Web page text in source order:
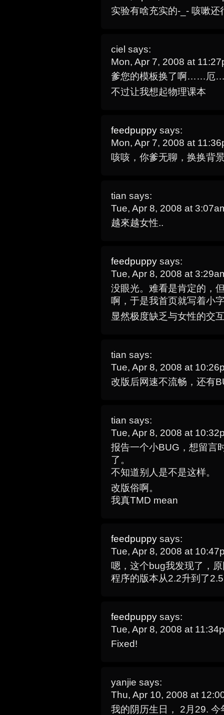
实验有啥充实的-_- 咳嗽
ciel says:
Mon, Apr 7, 2008 at
爹您的模板换了啊……厄
不过让我想起物理课本
feedpuppy says:
Mon, Apr 7, 2008 at
咳咳，你爹无聊，换换背
tian says:
Tue, Apr 8, 2008 at
越來越女性..
feedpuppy says:
Tue, Apr 8, 2008 at
没眼光。难看是肯定的，
啊，于是我首页就写着小
显然极度缺乏与女性的交
tian says:
Tue, Apr 8, 2008 at
改版后网速不流畅，还有
tian says:
Tue, Apr 8, 2008 at
报告一个小BUG，想留言
了。
不知道别人是不是这样。
改版俗啊。
我真TMD mean
feedpuppy says:
Tue, Apr 8, 2008 at
嗯，这个bug我发现了，
程序的版本从2.2升到了
feedpuppy says:
Tue, Apr 8, 2008 at
Fixed!
yanjie says:
Thu, Apr 10, 2008 at
我的阴历生日， 2月29.